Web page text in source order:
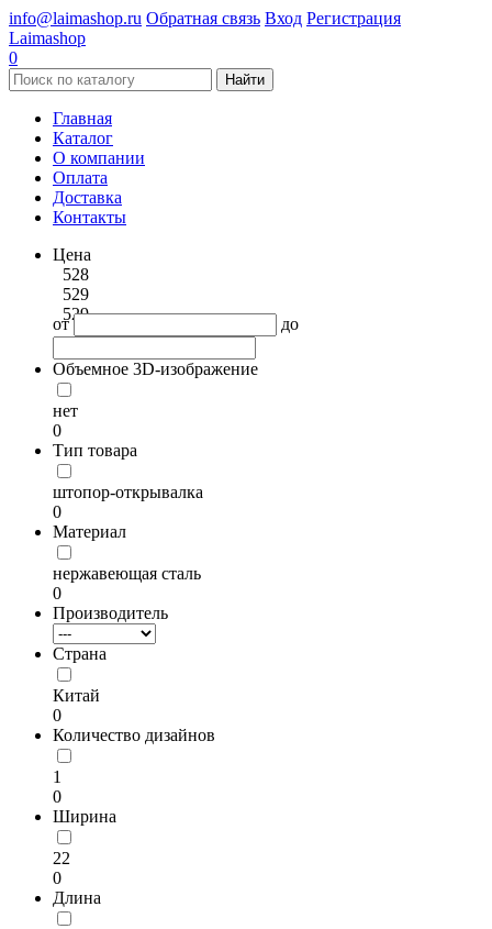
info@laimashop.ru Обратная связь Вход Регистрация
Laimashop
0
Найти
Главная
Каталог
О компании
Оплата
Доставка
Контакты
Цена
528
529
529
от до
Объемное 3D-изображение
нет
0
Тип товара
штопор-открывалка
0
Материал
нержавеющая сталь
0
Производитель
Страна
Китай
0
Количество дизайнов
1
0
Ширина
22
0
Длина